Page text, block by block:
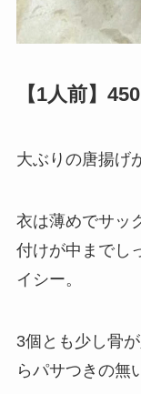
【1人前】
大ぶりの唐揚げ
衣は薄めでサッ
付けが中までし
イシー。
3個とも少し骨
らパサつきの無